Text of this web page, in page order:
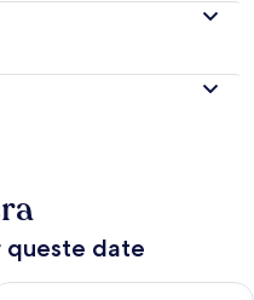
queste date
ago 8 - ago 9
la disponibilità per